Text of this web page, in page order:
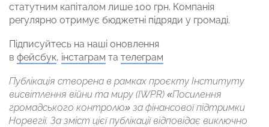
статутним капіталом лише 100 грн. Компанія
регулярно отримує бюджетні підряди у громаді.
Підписуйтесь на наші оновлення
в фейсбук, інстаграм та телеграм
Публікація створена в рамках проєкту Інституту
висвітлення війни та миру (IWPR) «Посилення
громадського контролю» за фінансової підтримки
Норвегії. За зміст цієї публікації відповідає виключно